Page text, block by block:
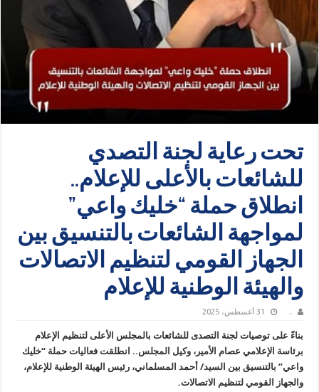
تحت رعاية لجنة التصدي
للشائعات بالأعلى للإعلام..
انطلاق حملة “خليك واعي”
لمواجهة الشائعات بالتنسيق بين
الجهاز القومي لتنظيم الاتصالات
والهيئة الوطنية للإعلام
. 31 أغسطس، 2025
بناءً على توصيات لجنة التصدى للشائعات بالمجلس الأعلى لتنظيم الإعلام
برئاسة الإعلامي عصام الأمير، وكيل المجلس.. انطلقت فعاليات حملة “خليك
واعي” بالتنسيق بين السيد/ أحمد المسلماني، رئيس الهيئة الوطنية للإعلام،
والجهاز القومي لتنظيم الاتصالات.